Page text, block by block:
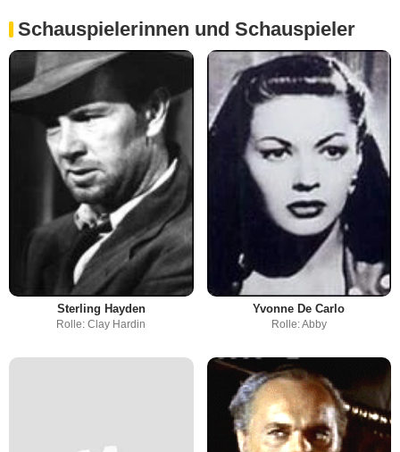
Schauspielerinnen und Schauspieler
Sterling Hayden
Rolle: Clay Hardin
Yvonne De Carlo
Rolle: Abby